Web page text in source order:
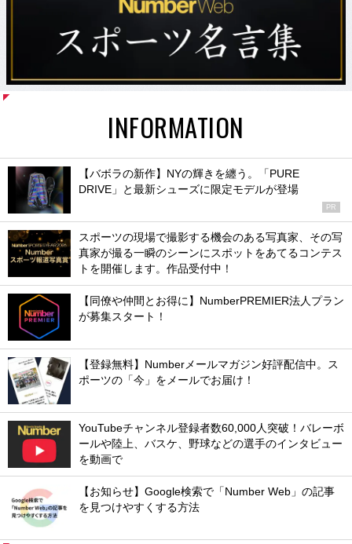
INFORMATION
【バボラの新作】NYの輝きを纏う。「PURE
DRIVE」と最新シューズに限定モデルが登場
PR
スポーツの現場で撮影する機会のある写真家、その写
真家が撮る一瞬のシーンにスポットをあてるコンテス
トを開催します。作品受付中！
【同僚や仲間とお得に】NumberPREMIER法人プラン
が募集スタート！
【登録無料】Numberメールマガジン好評配信中。ス
ポーツの「今」をメールでお届け！
YouTubeチャンネル登録者数60,000人突破！バレーボ
ールや陸上、バスケ、野球などの選手のインタビュー
を動画で
【お知らせ】Google検索で「Number Web」の記事
を見つけやすくする方法